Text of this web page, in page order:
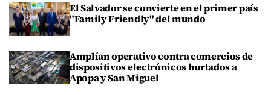
El Salvador se convierte en el primer país
"Family Friendly" del mundo
Amplían operativo contra comercios de
dispositivos electrónicos hurtados a
Apopa y San Miguel